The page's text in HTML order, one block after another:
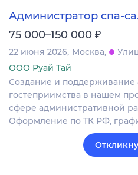
Администратор спа-
75 000–150 000 ₽
22 июня 2026 Москва
ООО Руай Тай
Создание и
гостеприимства в нашем
сфере административной
Оформление по ТК РФ,